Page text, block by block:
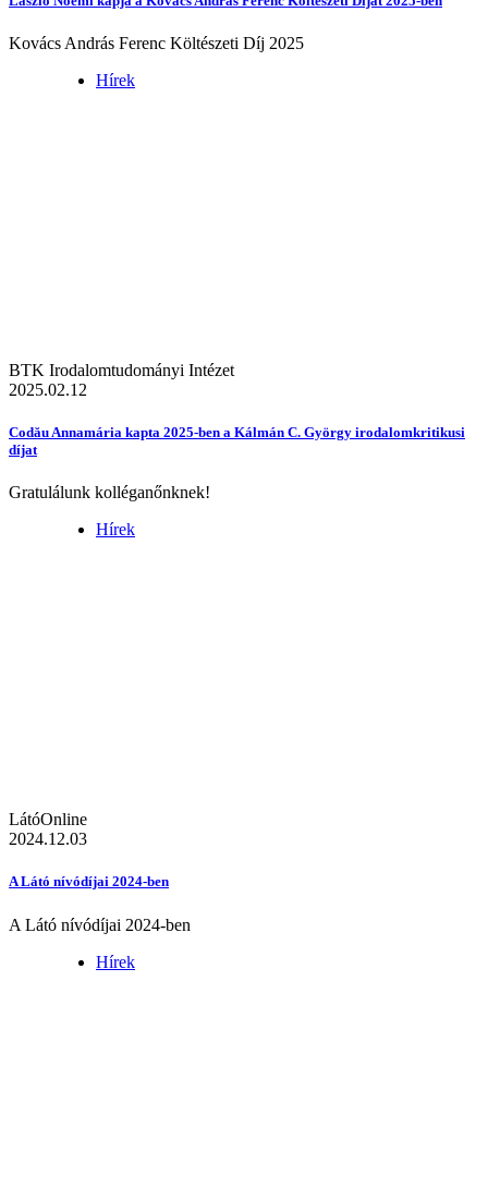
Kovács András Ferenc Költészeti Díj 2025
Hírek
BTK Irodalomtudományi Intézet
2025.02.12
Codău Annamária kapta 2025-ben a Kálmán C. György irodalomkritikusi
díjat
Gratulálunk kolléganőnknek!
Hírek
LátóOnline
2024.12.03
A Látó nívódíjai 2024-ben
A Látó nívódíjai 2024-ben
Hírek